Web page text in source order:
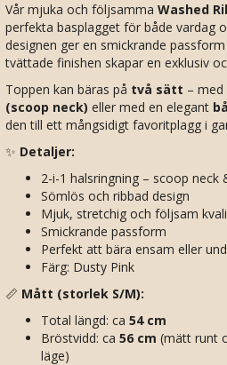
Vår mjuka och följsamma Washed
perfekta basplagget för både vardag
designen ger en smickrande
tvättade finishen skapar en exklusiv
Toppen kan bäras på två sätt –
(scoop neck) eller med en elegant
den till ett mångsidigt favoritplagg i
✨ Detaljer:
2-i-1 halsringning – scoop neck
Sömlös och ribbad design
Mjuk, stretchig och följsam
Smickrande passform
Perfekt att bära ensam eller
Färg: Dusty Pink
📏 Mått (storlek S/M):
Total längd: ca 54 cm
Bröstvidd: ca 56 cm (mätt runt
läge)